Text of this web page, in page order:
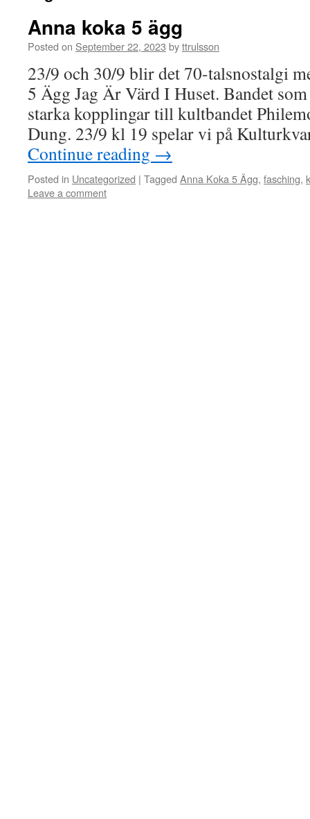
Anna koka 5 ägg
Posted on September 22, 2023 byttrulsson
23/9 och 30/9 blir det 70-talsnostalgi
5 Ägg Jag Är Värd I Huset. Bandet
starka kopplingar till kultbandet
Dung. 23/9 kl 19 spelar vi på
Continue reading →
Posted in Uncategorized | Tagged Anna Koka 5 Ägg, fasching,
Leave a comment